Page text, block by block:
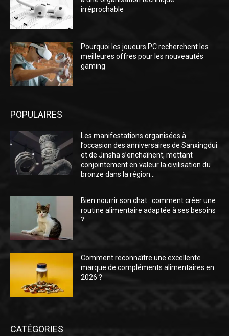
irréprochable
Pourquoi les joueurs PC recherchent les
meilleures offres pour les nouveautés
gaming
POPULAIRES
Les manifestations organisées à
l’occasion des anniversaires de Sanxingdui
et de Jinsha s’enchaînent, mettant
conjointement en valeur la civilisation du
bronze dans la région...
Bien nourrir son chat : comment créer une
routine alimentaire adaptée à ses besoins
?
Comment reconnaître une excellente
marque de compléments alimentaires en
2026 ?
CATÉGORIES